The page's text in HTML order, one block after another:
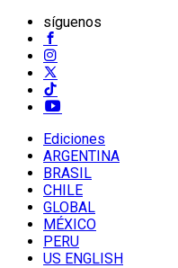
síguenos
Ediciones
ARGENTINA
BRASIL
CHILE
GLOBAL
MÉXICO
PERU
US ENGLISH